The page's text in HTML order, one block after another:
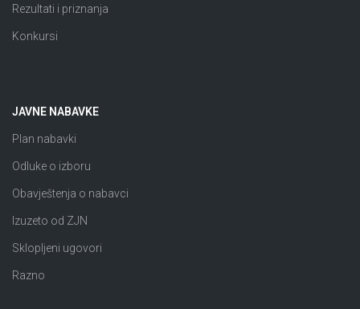
Rezultati i priznanja
Konkursi
JAVNE NABAVKE
Plan nabavki
Odluke o izboru
Obavještenja o nabavci
Izuzeto od ZJN
Sklopljeni ugovori
Razno